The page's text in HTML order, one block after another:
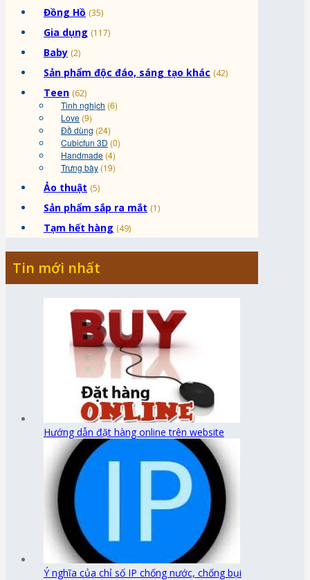
Đồng Hồ (35)
Gia dụng (117)
Baby (2)
Sản phẩm độc đáo, sáng tạo khác (42)
Teen (62)
Tinh nghịch (6)
Love (9)
Đồ dùng (24)
Cubicfun 3D (0)
Handmade (4)
Trưng bày (19)
Ảo thuật (5)
Sản phẩm sắp ra mắt (1)
Tạm hết hàng (49)
Tin mới nhất
Hướng dẫn đặt hàng online trên website
Ý nghĩa của chỉ số IP chống nước, chống bụi